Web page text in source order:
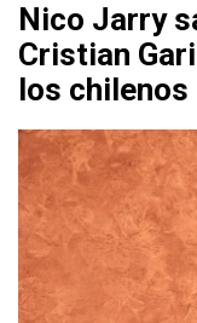
Nico Jarry
Cristian
los chilenos